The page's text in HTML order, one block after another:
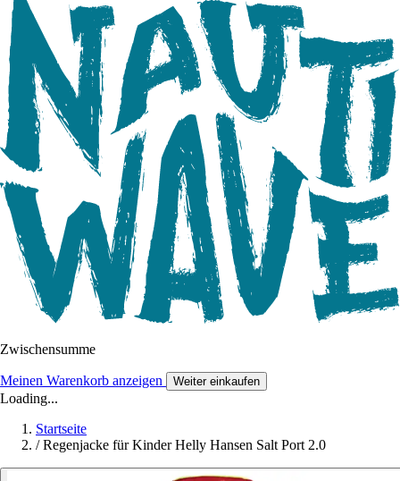
Zwischensumme
Meinen Warenkorb anzeigen Weiter einkaufen
Loading...
Startseite
/ Regenjacke für Kinder Helly Hansen Salt Port 2.0